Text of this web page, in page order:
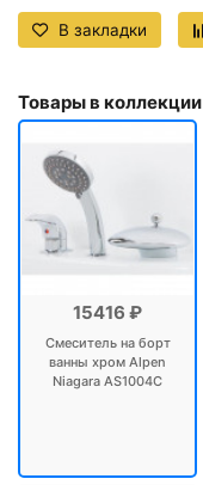
В закладки
Товары в коллекции
15416 ₽
Смеситель на борт
ванны хром Alpen
Niagara AS1004C